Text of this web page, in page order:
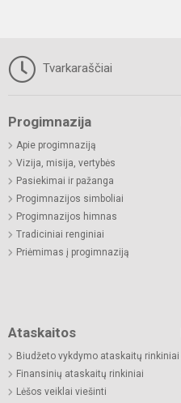
Tvarkaraščiai
Progimnazija
Apie progimnaziją
Vizija, misija, vertybės
Pasiekimai ir pažanga
Progimnazijos simboliai
Progimnazijos himnas
Tradiciniai renginiai
Priėmimas į progimnaziją
Ataskaitos
Biudžeto vykdymo ataskaitų rinkiniai
Finansinių ataskaitų rinkiniai
Lėšos veiklai viešinti